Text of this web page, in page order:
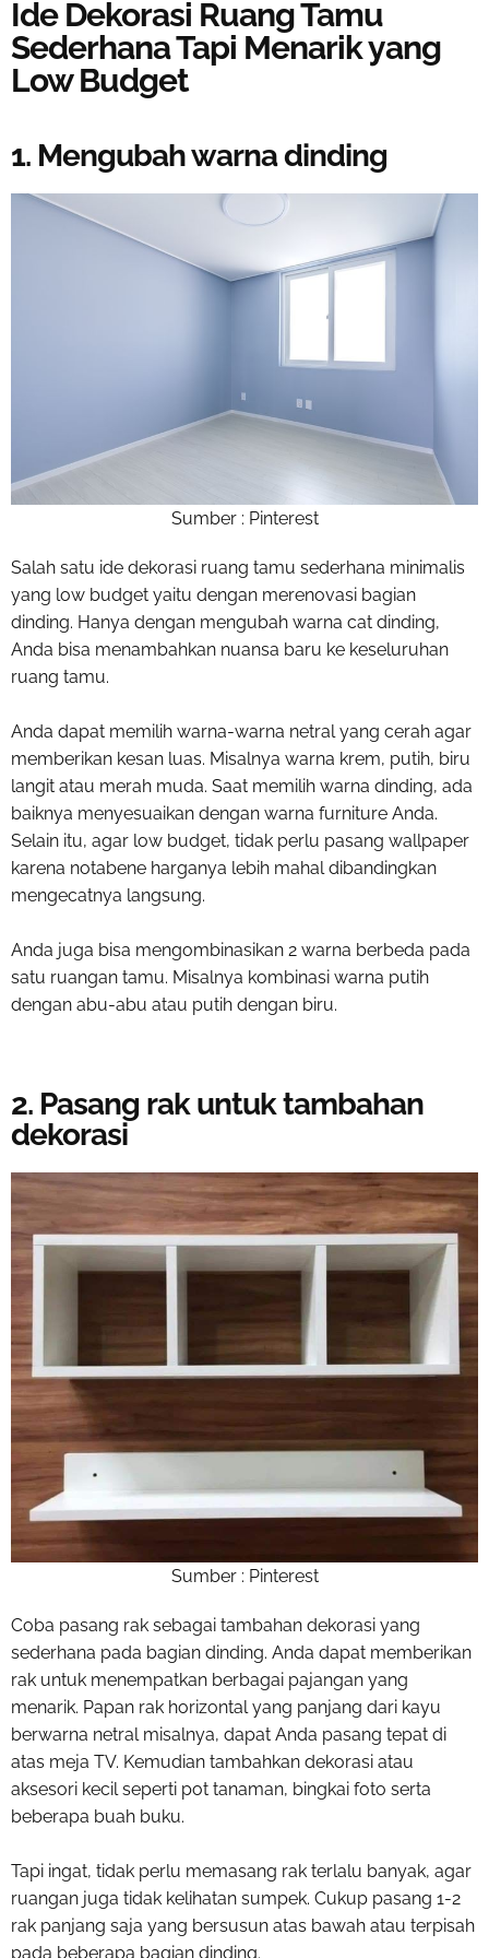
Ide Dekorasi Ruang Tamu
Sederhana Tapi Menarik yang
Low Budget
1. Mengubah warna dinding
Sumber : Pinterest
Salah satu ide dekorasi ruang tamu sederhana minimalis
yang low budget yaitu dengan merenovasi bagian
dinding. Hanya dengan mengubah warna cat dinding,
Anda bisa menambahkan nuansa baru ke keseluruhan
ruang tamu.
Anda dapat memilih warna-warna netral yang cerah agar
memberikan kesan luas. Misalnya warna krem, putih, biru
langit atau merah muda. Saat memilih warna dinding, ada
baiknya menyesuaikan dengan warna furniture Anda.
Selain itu, agar low budget, tidak perlu pasang wallpaper
karena notabene harganya lebih mahal dibandingkan
mengecatnya langsung.
Anda juga bisa mengombinasikan 2 warna berbeda pada
satu ruangan tamu. Misalnya kombinasi warna putih
dengan abu-abu atau putih dengan biru.
2. Pasang rak untuk tambahan
dekorasi
Sumber : Pinterest
Coba pasang rak sebagai tambahan dekorasi yang
sederhana pada bagian dinding. Anda dapat memberikan
rak untuk menempatkan berbagai pajangan yang
menarik. Papan rak horizontal yang panjang dari kayu
berwarna netral misalnya, dapat Anda pasang tepat di
atas meja TV. Kemudian tambahkan dekorasi atau
aksesori kecil seperti pot tanaman, bingkai foto serta
beberapa buah buku.
Tapi ingat, tidak perlu memasang rak terlalu banyak, agar
ruangan juga tidak kelihatan sumpek. Cukup pasang 1-2
rak panjang saja yang bersusun atas bawah atau terpisah
pada beberapa bagian dinding.